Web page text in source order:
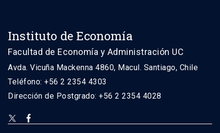
Instituto de Economía
Facultad de Economía y Administración UC
Avda. Vicuña Mackenna 4860, Macul. Santiago, Chile
Teléfono: +56 2 2354 4303
Dirección de Postgrado: +56 2 2354 4028